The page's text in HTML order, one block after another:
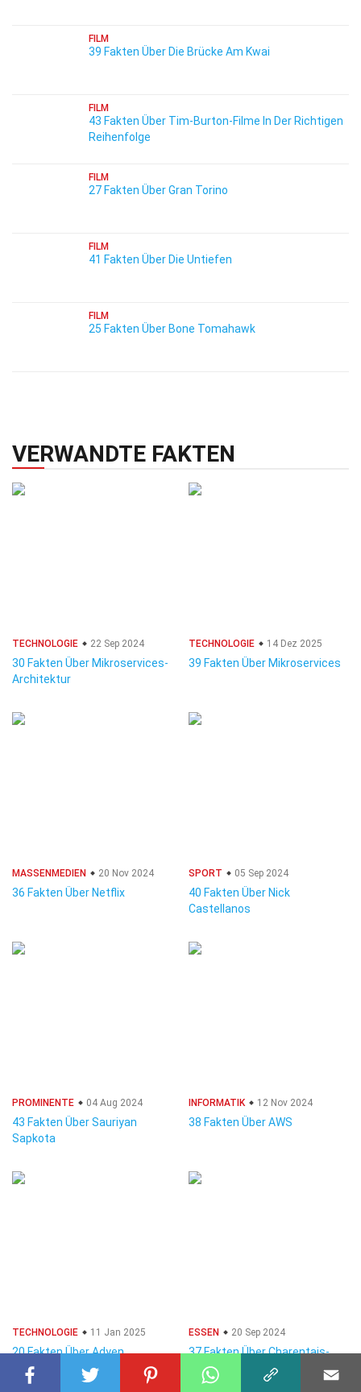
FILM
39 Fakten Über Die Brücke Am Kwai
FILM
43 Fakten Über Tim-Burton-Filme In Der Richtigen
Reihenfolge
FILM
27 Fakten Über Gran Torino
FILM
41 Fakten Über Die Untiefen
FILM
25 Fakten Über Bone Tomahawk
VERWANDTE FAKTEN
TECHNOLOGIE 22 Sep 2024
30 Fakten Über Mikroservices-
Architektur
TECHNOLOGIE 14 Dez 2025
39 Fakten Über Mikroservices
MASSENMEDIEN 20 Nov 2024
36 Fakten Über Netflix
SPORT 05 Sep 2024
40 Fakten Über Nick
Castellanos
PROMINENTE 04 Aug 2024
43 Fakten Über Sauriyan
Sapkota
INFORMATIK 12 Nov 2024
38 Fakten Über AWS
TECHNOLOGIE 11 Jan 2025
20 Fakten Über Adyen
ESSEN 20 Sep 2024
37 Fakten Über Charentais-
Melone